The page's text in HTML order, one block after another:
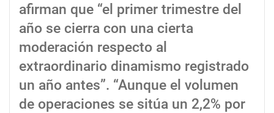
afirman que “el primer trimestre del
año se cierra con una cierta
moderación respecto al
extraordinario dinamismo registrado
un año antes”. “Aunque el volumen
de operaciones se sitúa un 2,2% por